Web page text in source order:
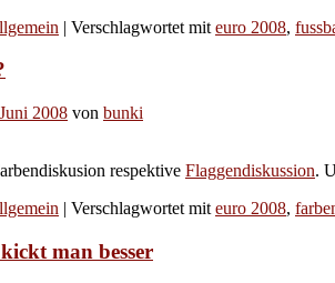
| Verschlagwortet mit euro 2008,
2008 von bunki
respektive Flaggendiskussion.
| Verschlagwortet mit euro 2008,
man besser